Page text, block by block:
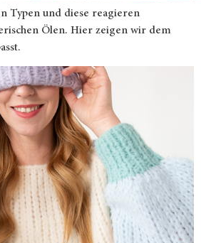
Typen und diese reagieren
Ölen. Hier zeigen wir dem